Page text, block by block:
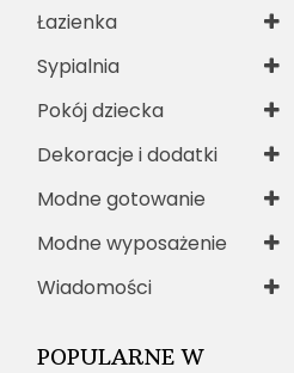
Łazienka
Sypialnia
Pokój dziecka
Dekoracje i dodatki
Modne gotowanie
Modne wyposażenie
Wiadomości
POPULARNE W